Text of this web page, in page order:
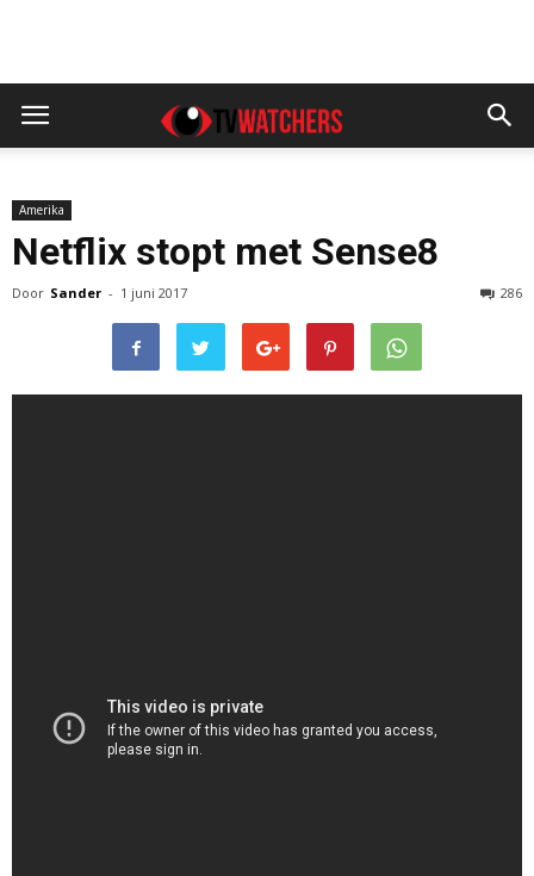
Amerika
Netflix stopt met Sense8
Door Sander - 1 juni 2017 286